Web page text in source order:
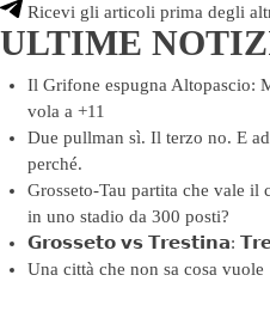
Ricevi gli articoli prima degli
ULTIME
Il Grifone espugna Altopascio:
vola a +11
Due pullman sì. Il terzo no. E
perché.
Grosseto-Tau partita che vale il
in uno stadio da 300 posti?
𝗚𝗿𝗼𝘀𝘀𝗲𝘁𝗼 𝘃𝘀 𝗧𝗿𝗲𝘀𝘁𝗶𝗻𝗮:
Una città che non sa cosa vuole